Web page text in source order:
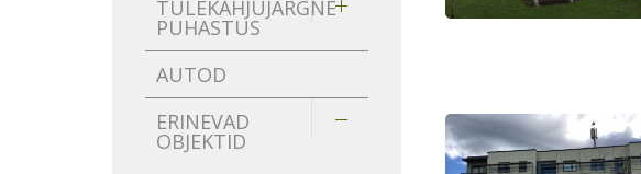
TULEKAHJUJÄRGNE
PUHASTUS
AUTOD
ERINEVAD
OBJEKTID